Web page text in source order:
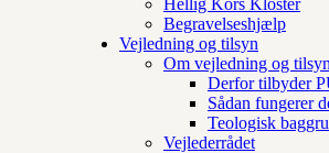
Hellig Kors Kloster
Begravelseshjælp
Vejledning og tilsyn
Om vejledning og tilsyn
Derfor tilbyder
Sådan fungerer
Teologisk
Vejlederrådet